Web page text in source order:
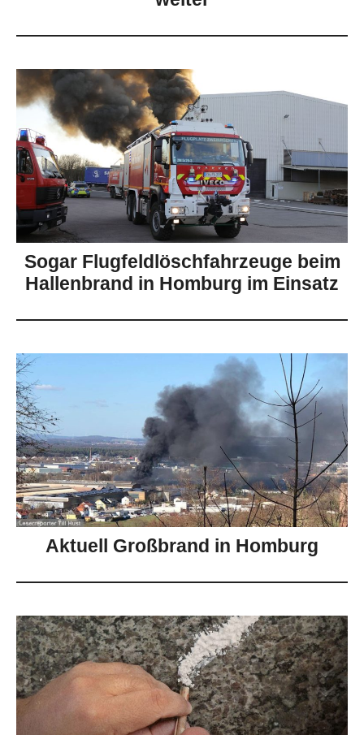
Sogar Flugfeldlöschfahrzeuge beim
Hallenbrand in Homburg im Einsatz
Aktuell Großbrand in Homburg